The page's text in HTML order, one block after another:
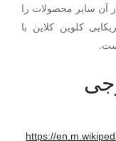
آن سایر محصولات را
کلوین کلاین با
https://